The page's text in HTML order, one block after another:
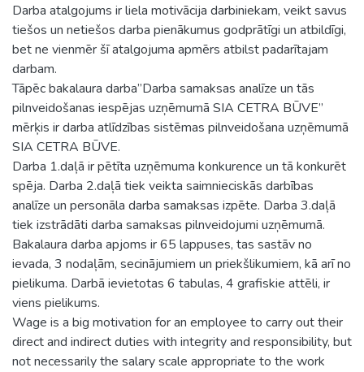
Darba atalgojums ir liela motivācija darbiniekam, veikt savus
tiešos un netiešos darba pienākumus godprātīgi un atbildīgi,
bet ne vienmēr šī atalgojuma apmērs atbilst padarītajam
darbam.
Tāpēc bakalaura darba”Darba samaksas analīze un tās
pilnveidošanas iespējas uzņēmumā SIA CETRA BŪVE”
mērķis ir darba atlīdzības sistēmas pilnveidošana uzņēmumā
SIA CETRA BŪVE.
Darba 1.daļā ir pētīta uzņēmuma konkurence un tā konkurēt
spēja. Darba 2.daļā tiek veikta saimnieciskās darbības
analīze un personāla darba samaksas izpēte. Darba 3.daļā
tiek izstrādāti darba samaksas pilnveidojumi uzņēmumā.
Bakalaura darba apjoms ir 65 lappuses, tas sastāv no
ievada, 3 nodaļām, secinājumiem un priekšlikumiem, kā arī no
pielikuma. Darbā ievietotas 6 tabulas, 4 grafiskie attēli, ir
viens pielikums.
Wage is a big motivation for an employee to carry out their
direct and indirect duties with integrity and responsibility, but
not necessarily the salary scale appropriate to the work